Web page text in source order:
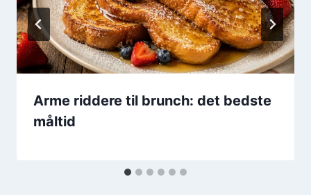
Arme riddere til brunch: det bedste
måltid